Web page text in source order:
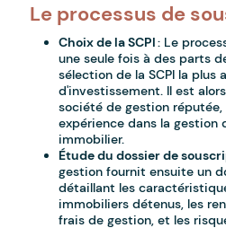
Le processus de
Choix de la SCPI: Le
une seule fois à des parts
sélection de la SCPI la
d'investissement. Il est
société de gestion réputée,
expérience dans la gestion
immobilier.
Étude du dossier de
gestion fournit ensuite un
détaillant les
immobiliers détenus, les
frais de gestion, et les